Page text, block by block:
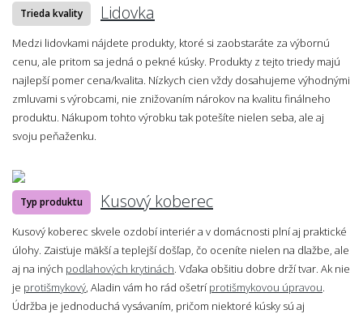
Trieda kvality Lidovka
Medzi lidovkami nájdete produkty, ktoré si zaobstaráte za výbornú
cenu, ale pritom sa jedná o pekné kúsky. Produkty z tejto triedy majú
najlepší pomer cena/kvalita. Nízkych cien vždy dosahujeme výhodnými
zmluvami s výrobcami, nie znižovaním nárokov na kvalitu finálneho
produktu. Nákupom tohto výrobku tak potešíte nielen seba, ale aj
svoju peňaženku.
Typ produktu Kusový koberec
Kusový koberec skvele ozdobí interiér a v domácnosti plní aj praktické
úlohy. Zaisťuje mäkší a teplejší došľap, čo oceníte nielen na dlažbe, ale
aj na iných podlahových krytinách . Vďaka obšitiu dobre drží tvar. Ak nie
je protišmykový , Aladin vám ho rád ošetríprotišmykovou úpravou
Údržba je jednoduchá vysávaním, pričom niektoré kúsky sú aj